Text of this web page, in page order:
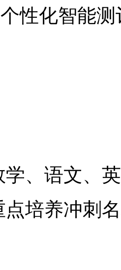
性化智能
学、语文、
点培养冲刺